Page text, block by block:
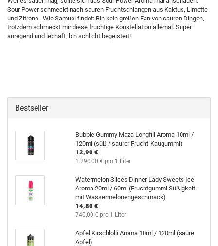
Sour Power schmeckt nach sauren Fruchtschlangen aus Kaktus, Limette
und Zitrone. Wie Samuel findet: Bin kein großen Fan von sauren Dingen,
trotzdem schmeckt mir diese fruchtige Konstellation allemal. Super
anregend und lebhaft, bin schlicht begeistert!
Bestseller
Bubble Gummy Maza Longfill Aroma 10ml /
120ml (süß / saurer Frucht-Kaugummi)
12,90 €
1.290,00 € pro 1 Liter
Watermelon Slices Dinner Lady Sweets Ice
Aroma 20ml / 60ml (Fruchtgummi Süßigkeit
mit Wassermelonengeschmack)
14,80 €
740,00 € pro 1 Liter
Apfel Kirschlolli Aroma 10ml / 120ml (saure
Apfel)